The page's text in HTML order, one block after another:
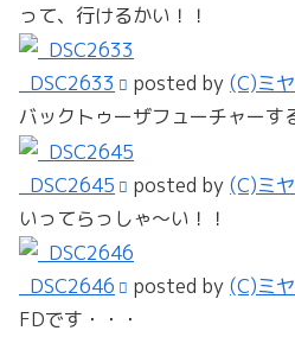
って、行けるかい！！
_DSC2633 posted by (C)ミ
バックトゥーザフューチャーす
_DSC2645 posted by (C)ミ
いってらっしゃ～い！！
_DSC2646 posted by (C)ミ
FDです・・・